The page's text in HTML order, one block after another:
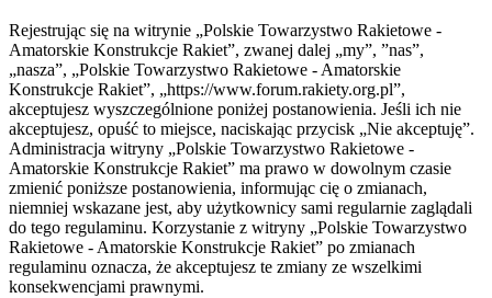
Rejestrując się na witrynie „Polskie Towarzystwo Rakietowe -
Amatorskie Konstrukcje Rakiet”, zwanej dalej „my”, ”nas”,
„nasza”, „Polskie Towarzystwo Rakietowe - Amatorskie
Konstrukcje Rakiet”, „https://www.forum.rakiety.org.pl”,
akceptujesz wyszczególnione poniżej postanowienia. Jeśli ich nie
akceptujesz, opuść to miejsce, naciskając przycisk „Nie akceptuję”.
Administracja witryny „Polskie Towarzystwo Rakietowe -
Amatorskie Konstrukcje Rakiet” ma prawo w dowolnym czasie
zmienić poniższe postanowienia, informując cię o zmianach,
niemniej wskazane jest, aby użytkownicy sami regularnie zaglądali
do tego regulaminu. Korzystanie z witryny „Polskie Towarzystwo
Rakietowe - Amatorskie Konstrukcje Rakiet” po zmianach
regulaminu oznacza, że akceptujesz te zmiany ze wszelkimi
konsekwencjami prawnymi.